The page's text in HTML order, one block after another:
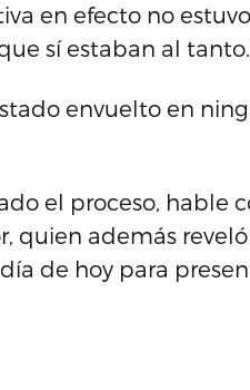
en efecto no
sí estaban al tanto.
envuelto en
el proceso, hable
quien además
de hoy para